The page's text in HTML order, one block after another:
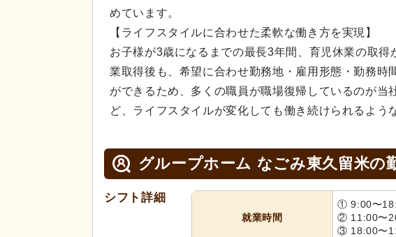
めています。
【ライフスタイルに合わせた柔軟な働き方を実現】
お子様が3歳になるまでの最長3年間、育児休業の取
業取得後も、希望に合わせ勤務地・雇用形態・勤務時
ができるため、多くの職員が職場復帰しているのが
ど、ライフスタイルが変化しても働き続けられるよう
グループホーム なごみ東久留米の
シフト詳細
就業時間
① 9:00〜
② 11:00〜
③ 18:00〜